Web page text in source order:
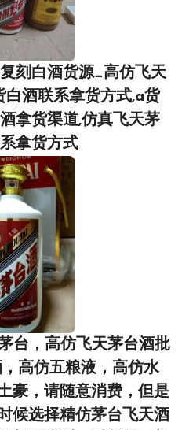
刻白酒货源_高仿飞天
酒联系拿货方式,a货
拿货渠道,仿真飞天茅
拿货方式
台，高仿飞天茅台酒批
高仿五粮液，高仿水
豪，请随意消费，但是
候选择精仿茅台飞天酒